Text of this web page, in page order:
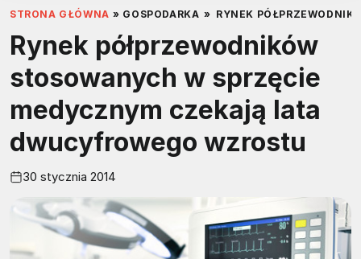
STRONA GŁÓWNA » GOSPODARKA » RYNEK
Rynek półprzewodników
stosowanych w sprzęcie
medycznym czekają lata
dwucyfrowego wzrostu
30 stycznia 2014